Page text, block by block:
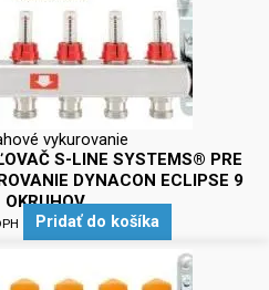
vykurovanie
S-LINE SYSTEMS® PRE
DYNACON ECLIPSE 9
OKRUHOV
Pridať do košíka